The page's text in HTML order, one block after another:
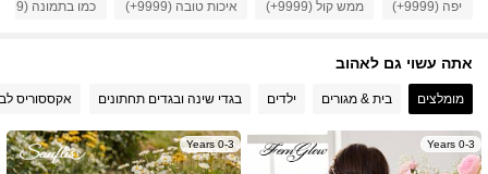
133K עוקבים
יפה (9999+) ממש קול (9999+) איכות טובה (9999+) כמו בתמונה (9999+)
אתה עשוי גם לאהוב
מומלצים בית & מגורים ילדים בגדי שינה ובגדים תחתונים אקססוריס
0-3 Years
0-3 Years